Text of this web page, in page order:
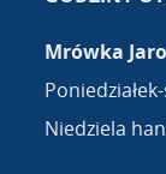
Mrówka
Niedziela